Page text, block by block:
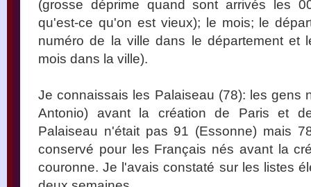
(grosse déprime quand sont arrivés les
qu'est-ce qu'on est vieux); le mois; le
numéro de la ville dans le département et
mois dans la ville).
Je connaissais les Palaiseau (78): les gens
Antonio) avant la création de Paris et
Palaiseau n'était pas 91 (Essonne) mais
conservé pour les Français nés avant la
couronne. Je l'avais constaté sur les listes